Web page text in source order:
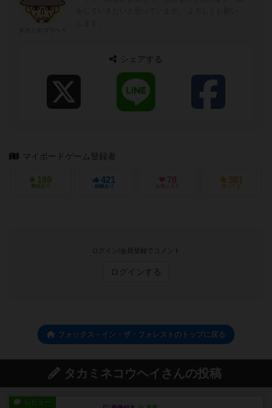
シェアする
マイボードゲーム登録者
189
興味あり
421
経験あり
78
お気に入り
361
持ってる
ログイン/会員登録でコメント
ログインする
フォックス・イン・ザ・フォレストのトップに戻る
タカミネコウヘイさんの投稿
レビュー